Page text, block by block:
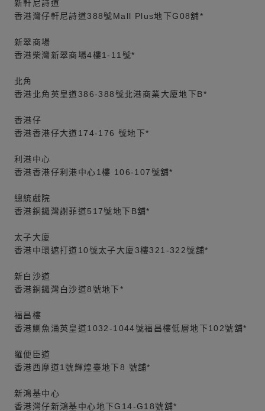
新軒尼詩道
香港灣仔軒尼詩道388號Mall Plus地下G08舖*
新翠商場
香港柴灣新翠商場4樓1-11號*
北角
香港北角英皇道386-388號北港商業大廈地下B*
香港仔
香港香港仔大道174-176 號地下*
利港中心
香港香港仔利港中心1樓 106-107號舖*
總統戲院
香港銅鑼灣謝菲道517號地下B舖*
太子大廈
香港中環遮打道10號太子大廈3樓321-322號舖*
新白沙道
香港銅鑼灣白沙道8號地下*
福昌樓
香港鰂魚涌英皇道1032-1044號福昌樓低層地下102號舖*
羅便臣道
香港西摩道1號輝煌臺地下8 號舖*
新鴻基中心
香港灣仔新鴻基中心地下G14-G18號舖*